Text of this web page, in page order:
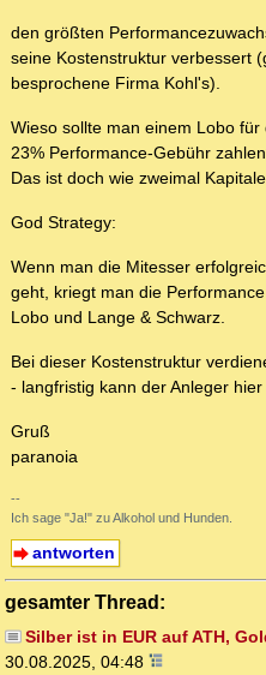
den größten
seine Kostenstruktur verbessert
besprochene Firma Kohl's).
Wieso sollte man einem Lobo
23% Performance-Gebühr
Das ist doch wie zweimal
God Strategy:
Wenn man die Mitesser
geht, kriegt man die
Lobo und Lange & Schwarz.
Bei dieser Kostenstruktur
- langfristig kann der Anleger
Gruß
paranoia
--
Ich sage "Ja!" zu Alkohol und Hunden.
antworten
gesamter Thread:
Silber ist in EUR auf ATH,
30.08.2025, 04:48